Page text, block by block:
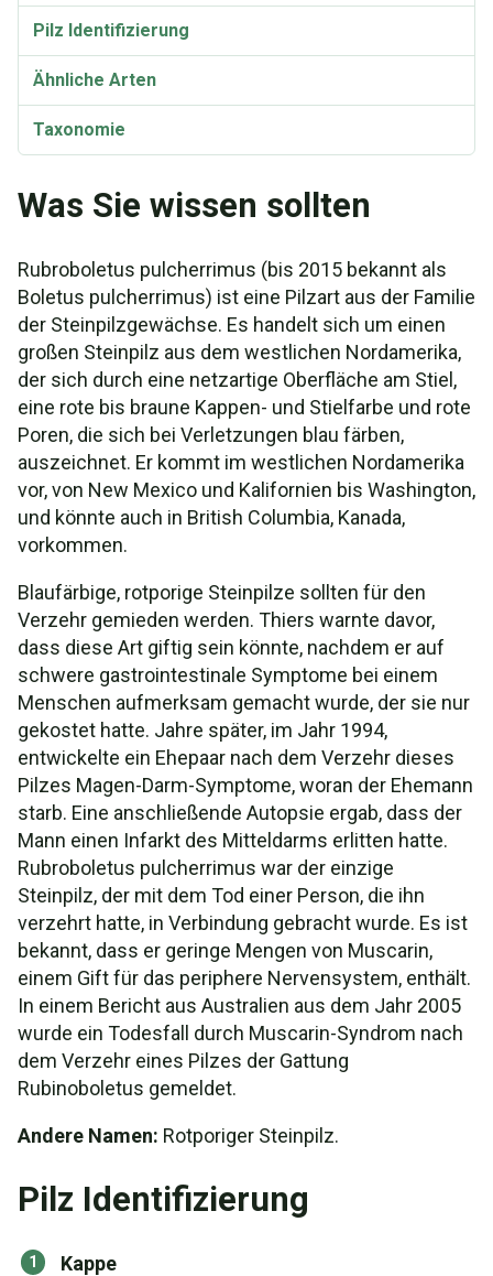
Pilz Identifizierung
Ähnliche Arten
Taxonomie
Was Sie wissen sollten
Rubroboletus pulcherrimus (bis 2015 bekannt als
Boletus pulcherrimus) ist eine Pilzart aus der Familie
der Steinpilzgewächse. Es handelt sich um einen
großen Steinpilz aus dem westlichen Nordamerika,
der sich durch eine netzartige Oberfläche am Stiel,
eine rote bis braune Kappen- und Stielfarbe und rote
Poren, die sich bei Verletzungen blau färben,
auszeichnet. Er kommt im westlichen Nordamerika
vor, von New Mexico und Kalifornien bis Washington,
und könnte auch in British Columbia, Kanada,
vorkommen.
Blaufärbige, rotporige Steinpilze sollten für den
Verzehr gemieden werden. Thiers warnte davor,
dass diese Art giftig sein könnte, nachdem er auf
schwere gastrointestinale Symptome bei einem
Menschen aufmerksam gemacht wurde, der sie nur
gekostet hatte. Jahre später, im Jahr 1994,
entwickelte ein Ehepaar nach dem Verzehr dieses
Pilzes Magen-Darm-Symptome, woran der Ehemann
starb. Eine anschließende Autopsie ergab, dass der
Mann einen Infarkt des Mitteldarms erlitten hatte.
Rubroboletus pulcherrimus war der einzige
Steinpilz, der mit dem Tod einer Person, die ihn
verzehrt hatte, in Verbindung gebracht wurde. Es ist
bekannt, dass er geringe Mengen von Muscarin,
einem Gift für das periphere Nervensystem, enthält.
In einem Bericht aus Australien aus dem Jahr 2005
wurde ein Todesfall durch Muscarin-Syndrom nach
dem Verzehr eines Pilzes der Gattung
Rubinoboletus gemeldet.
Andere Namen: Rotporiger Steinpilz.
Pilz Identifizierung
Kappe